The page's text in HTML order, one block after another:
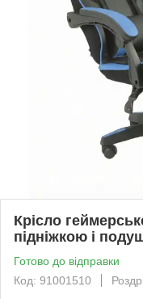
Крісло
підніжкою і
Готово до відправки
Код: 91001510